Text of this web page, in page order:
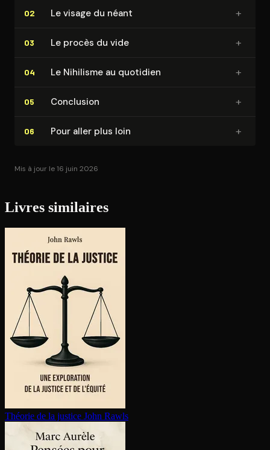
02 Le visage du néant +
03 Le procès du vide +
04 Le Nihilisme au quotidien +
05 Conclusion +
06 Pour aller plus loin +
Mis à jour le 16 juin 2026
Livres similaires
Théorie de la justice John Rawls